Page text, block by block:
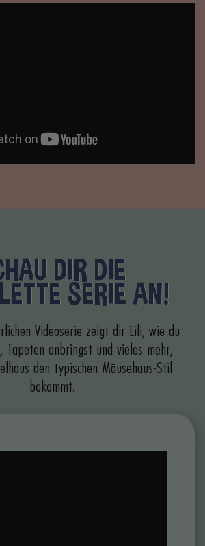
DIR DIE
SERIE AN!
Videoserie zeigt dir Lili, wie du
Tapeten anbringst und vieles mehr,
den typischen Mäusehaus-Stil
bekommt.